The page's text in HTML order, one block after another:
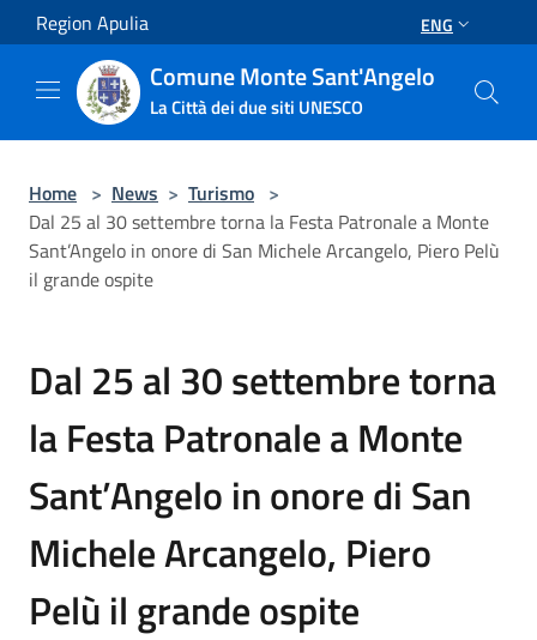
Salta al contenuto principale
Region Apulia ENG
Comune Monte Sant'Angelo
La Città dei due siti UNESCO
Home > News > Turismo >
Dal 25 al 30 settembre torna la Festa Patronale a Monte
Sant’Angelo in onore di San Michele Arcangelo, Piero Pelù
il grande ospite
Dal 25 al 30 settembre torna
la Festa Patronale a Monte
Sant’Angelo in onore di San
Michele Arcangelo, Piero
Pelù il grande ospite